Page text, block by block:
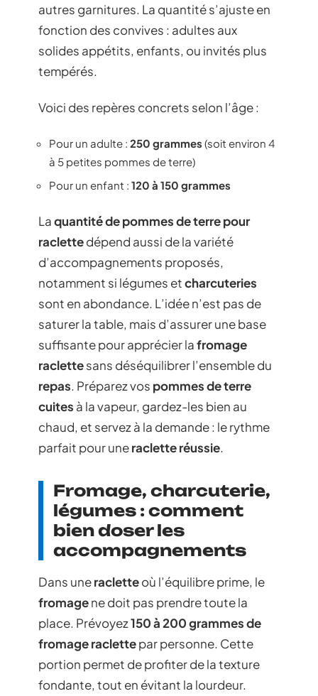
autres garnitures. La quantité s’ajuste en
fonction des convives : adultes aux
solides appétits, enfants, ou invités plus
tempérés.
Voici des repères concrets selon l’âge :
Pour un adulte : 250 grammes (soit environ 4
à 5 petites pommes de terre)
Pour un enfant : 120 à 150 grammes
Laquantité de pommes de terre pour
raclettedépend aussi de la variété
d’accompagnements proposés,
notamment si légumes etcharcuteries
sont en abondance. L’idée n’est pas de
saturer la table, mais d’assurer une base
suffisante pour apprécier lafromage
raclettesans déséquilibrer l’ensemble du
repas. Préparez vos pommes de terre
cuites à la vapeur, gardez-les bien au
chaud, et servez à la demande : le rythme
parfait pour uneraclette réussie.
Fromage, charcuterie,
légumes : comment
bien doser les
accompagnements
Dans uneracletteoù l’équilibre prime, le
fromagene doit pas prendre toute la
place. Prévoyez150 à 200 grammes de
fromage raclettepar personne. Cette
portion permet de profiter de la texture
fondante, tout en évitant la lourdeur.